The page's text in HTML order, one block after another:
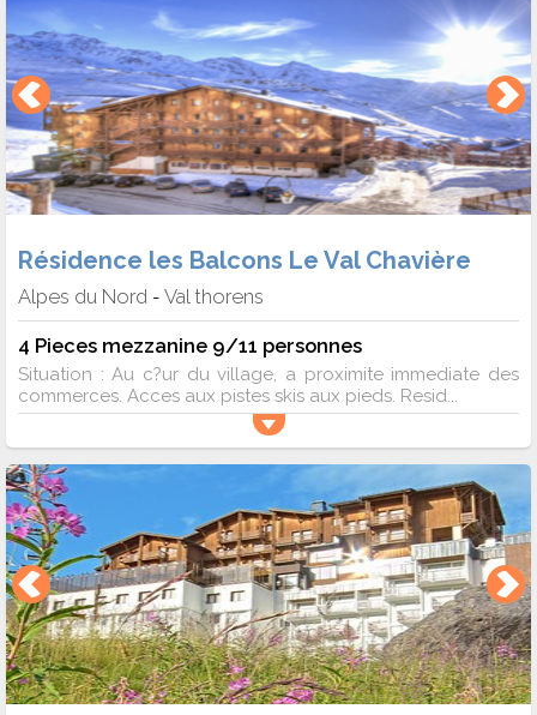
Résidence les Balcons Le Val Chavière
Alpes du Nord - Val thorens
4 Pieces mezzanine 9/11 personnes
Situation : Au c?ur du village, a proximite immediate des
commerces. Acces aux pistes skis aux pieds. Resid...